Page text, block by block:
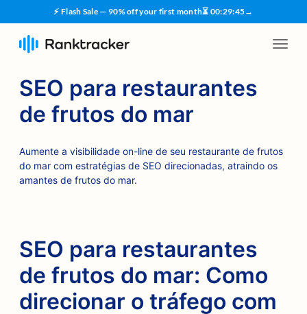
⚡ Flash Sale — 90% off your first month⏳ 00:29:45→
SEO para restaurantes
de frutos do mar
Aumente a visibilidade on-line de seu restaurante de frutos
do mar com estratégias de SEO direcionadas, atraindo os
amantes de frutos do mar.
SEO para restaurantes
de frutos do mar: Como
direcionar o tráfego com